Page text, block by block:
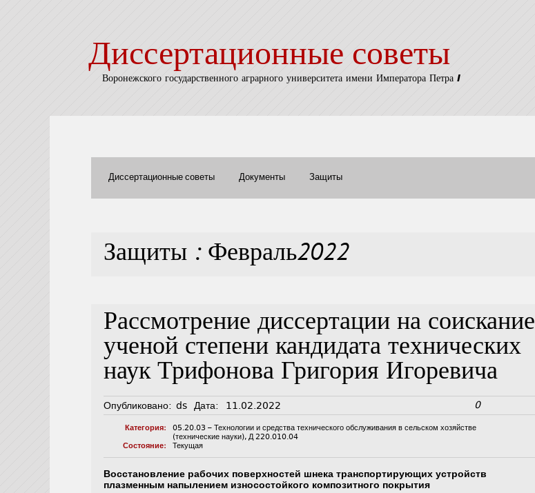
Диссертационные советы
Воронежского государственного аграрного университета имени Императора Петра I
Диссертационные советы Документы Защиты
Защиты : Февраль2022
Рассмотрение диссертации на соискание
ученой степени кандидата технических
наук Трифонова Григория Игоревича
Опубликовано: ds Дата: 11.02.2022 0
Категория:
05.20.03 – Технологии и средства технического обслуживания в сельском хозяйстве
(технические науки),Д 220.010.04
Состояние:
Текущая
Восстановление рабочих поверхностей шнека транспортирующих устройств
плазменным напылением износостойкого композитного покрытия